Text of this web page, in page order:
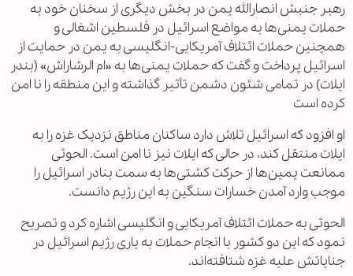
رهبر جنبش انصارالله یمن در بخش دیگری از سخنان خود به
حملات یمنی‌ها به مواضع اسرائیل در فلسطین اشغالی و
همچنین حملات ائتلاف آمریکایی-انگلیسی به یمن در حمایت از
اسرائیل پرداخت و گفت که حملات یمنی‌ها به «ام الرشاراش» (بندر
ایلات) در تمامی شئون دشمن تأثیر گذاشته و این منطقه را نا امن
کرده است
او افزود که اسرائیل تلاش دارد ساکنان مناطق نزدیک غزه را به
ایلات منتقل کند، در حالی که ایلات نیز نا امن است. الحوثی
ممانعت یمین‌ها از حرکت‌ کشتی‌ها به سمت بنادر اسرائیل را
موجب وارد آمدن خسارات سنگین به این رژیم دانست.
الحوثی به حملات ائتلاف آمریکایی و انگلیسی اشاره کرد و تصریح
نمود که این دو کشور با انجام حملات به یاری رژیم اسرائیل در
جنایاتش علیه غزه شتافته‌اند.